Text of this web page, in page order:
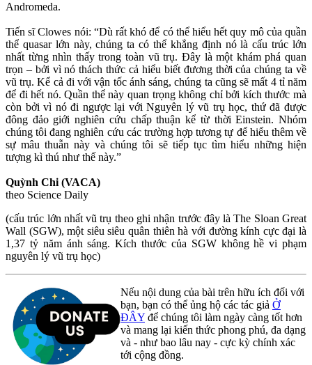
Andromeda.
Tiến sĩ Clowes nói: “Dù rất khó để có thể hiểu hết quy mô của quần
thể quasar lớn này, chúng ta có thể khẳng định nó là cấu trúc lớn
nhất từng nhìn thấy trong toàn vũ trụ. Đây là một khám phá quan
trọn – bởi vì nó thách thức cả hiểu biết đương thời của chúng ta về
vũ trụ. Kể cả đi với vận tốc ánh sáng, chúng ta cũng sẽ mất 4 tỉ năm
để đi hết nó. Quần thể này quan trọng không chỉ bởi kích thước mà
còn bởi vì nó đi ngược lại với Nguyên lý vũ trụ học, thứ đã được
đông đảo giới nghiên cứu chấp thuận kể từ thời Einstein. Nhóm
chúng tôi đang nghiên cứu các trường hợp tương tự để hiểu thêm về
sự mâu thuẫn này và chúng tôi sẽ tiếp tục tìm hiểu những hiện
tượng kì thú như thế này.”
Quỳnh Chi (VACA)
theo Science Daily
(cấu trúc lớn nhất vũ trụ theo ghi nhận trước đây là The Sloan Great
Wall (SGW), một siêu siêu quân thiên hà với đường kính cực đại là
1,37 tỷ năm ánh sáng. Kích thước của SGW không hề vi phạm
nguyên lý vũ trụ học)
Nếu nội dung của bài trên hữu ích đối với
bạn, bạn có thể ủng hộ các tác giả Ở
ĐÂY để chúng tôi làm ngày càng tốt hơn
và mang lại kiến thức phong phú, đa dạng
và - như bao lâu nay - cực kỳ chính xác
tới cộng đồng.